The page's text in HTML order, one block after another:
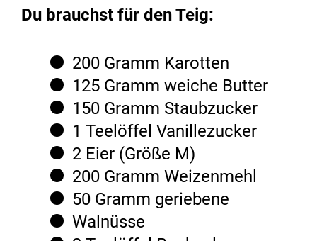
Du brauchst für den Teig:
200 Gramm Karotten
125 Gramm weiche Butter
150 Gramm Staubzucker
1 Teelöffel Vanillezucker
2 Eier (Größe M)
200 Gramm Weizenmehl
50 Gramm geriebene
Walnüsse